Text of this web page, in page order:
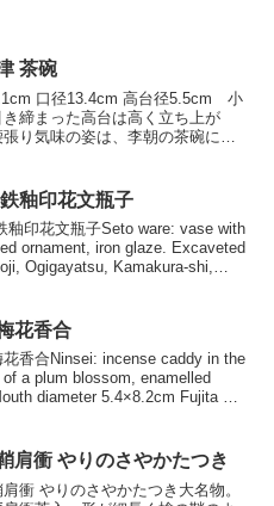
茶碗
口径13.4cm 高台径5.5cm 小
き締まった高台は高く立ち上が
張り気味の姿は、李朝の茶碗に似
に「×｣印をあらわ […]
釉印花文瓶子
釉印花文瓶子Seto ware: vase with
ornament, iron glaze. Excaveted
Ogigayatsu, Kamakura-shi,
花香合
花香合Ninsei: incense caddy in the
of a plum blossom, enamelled
diameter 5.4×8.2cm Fujita Art
肩衝 やりのさやかたつき
衝 やりのさやかたつき大名物。